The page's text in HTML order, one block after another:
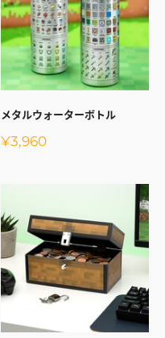
メタルウォーターボトル
販
¥3,960